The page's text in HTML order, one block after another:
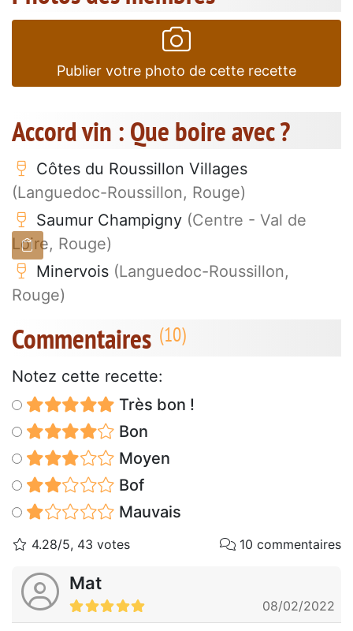
Publier votre photo de cette recette
Accord vin : Que boire avec ?
Côtes du Roussillon Villages
(Languedoc-Roussillon, Rouge)
Saumur Champigny (Centre - Val de
Loire, Rouge)
Minervois (Languedoc-Roussillon,
Rouge)
Commentaires
Notez cette recette:
Très bon !
Bon
Moyen
Bof
Mauvais
4.28/5, 43 votes 10 commentaires
Mat
08/02/2022